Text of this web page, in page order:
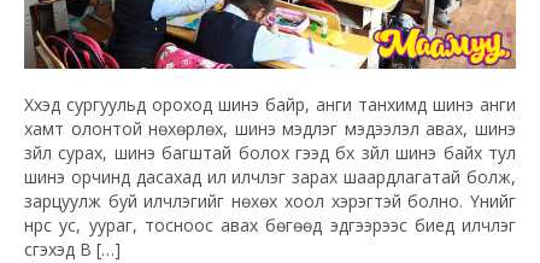
Хүүхэд сургуульд ороход шинэ байр, анги танхимд шинэ анги
хамт олонтой нөхөрлөх, шинэ мэдлэг мэдээлэл авах, шинэ
зүйл сурах, шинэ багштай болох гээд бүх зүйл шинэ байх тул
шинэ орчинд дасахад илүү илчлэг зарах шаардлагатай болж,
зарцуулж буй илчлэгийг нөхөх хоол хэрэгтэй болно. Үүнийг
нүүрс ус, уураг, тосноос авах бөгөөд эдгээрээс биед илчлэг
үүсгэхэд В […]